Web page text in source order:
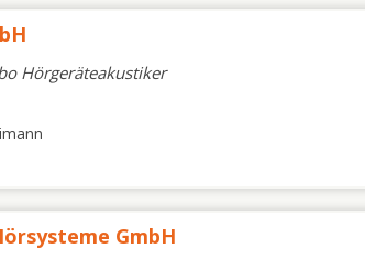
Hörgeräteakustiker
GmbH